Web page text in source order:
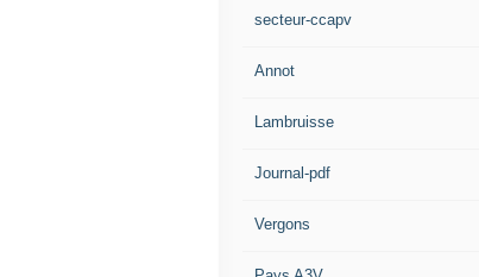
secteur-ccapv
Annot
Lambruisse
Journal-pdf
Vergons